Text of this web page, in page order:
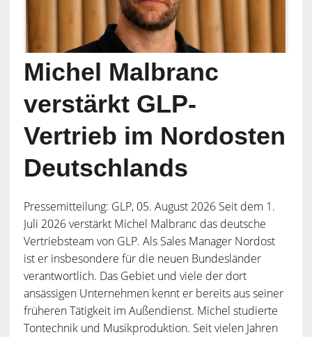
Michel Malbranc
verstärkt GLP-
Vertrieb im Nordosten
Deutschlands
Pressemitteilung: GLP, 05. August 2026 Seit dem 1.
Juli 2026 verstärkt Michel Malbranc das deutsche
Vertriebsteam von GLP. Als Sales Manager Nordost
ist er insbesondere für die neuen Bundesländer
verantwortlich. Das Gebiet und viele der dort
ansässigen Unternehmen kennt er bereits aus seiner
früheren Tätigkeit im Außendienst. Michel studierte
Tontechnik und Musikproduktion. Seit vielen Jahren